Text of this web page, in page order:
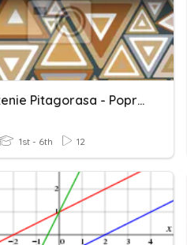
Twierdzenie Pitagorasa - Poprawa
1st - 6th 12